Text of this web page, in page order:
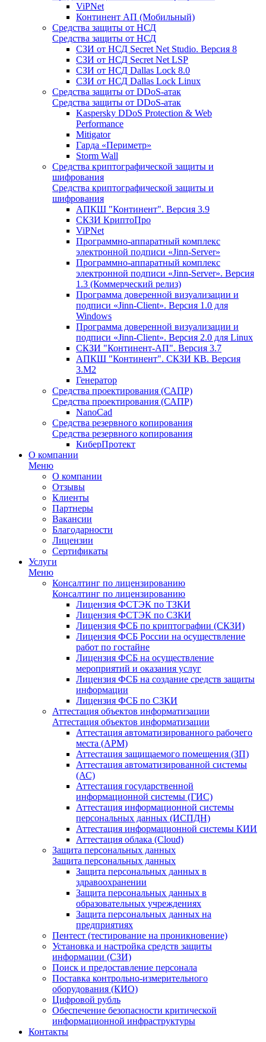
ViPNet
Континент АП (Мобильный)
Средства защиты от НСД
Средства защиты от НСД
СЗИ от НСД Secret Net Studio. Версия 8
СЗИ от НСД Secret Net LSP
СЗИ от НСД Dallas Lock 8.0
СЗИ от НСД Dallas Lock Linux
Средства защиты от DDoS-атак
Средства защиты от DDoS-атак
Kaspersky DDoS Protection & Web
Performance
Mitigator
Гарда «Периметр»
Storm Wall
Средства криптографической защиты и
шифрования
Средства криптографической защиты и
шифрования
АПКШ "Континент". Версия 3.9
СКЗИ КриптоПро
ViPNet
Программно-аппаратный комплекс
электронной подписи «Jinn-Server»
Программно-аппаратный комплекс
электронной подписи «Jinn-Server». Версия
1.3 (Коммерческий релиз)
Программа доверенной визуализации и
подписи «Jinn-Client». Версия 1.0 для
Windows
Программа доверенной визуализации и
подписи «Jinn-Client». Версия 2.0 для Linux
СКЗИ "Континент-АП". Версия 3.7
АПКШ "Континент". СКЗИ КВ. Версия
3.М2
Генератор
Средства проектирования (САПР)
Средства проектирования (САПР)
NanoCad
Средства резервного копирования
Средства резервного копирования
КиберПротект
О компании
Меню
О компании
Отзывы
Клиенты
Партнеры
Вакансии
Благодарности
Лицензии
Сертификаты
Услуги
Меню
Консалтинг по лицензированию
Консалтинг по лицензированию
Лицензия ФСТЭК по ТЗКИ
Лицензия ФСТЭК по СЗКИ
Лицензия ФСБ по криптографии (СКЗИ)
Лицензия ФСБ России на осуществление
работ по гостайне
Лицензия ФСБ на осуществление
мероприятий и оказания услуг
Лицензия ФСБ на создание средств защиты
информации
Лицензия ФСБ по СЗКИ
Аттестация объектов информатизации
Аттестация объектов информатизации
Аттестация автоматизированного рабочего
места (АРМ)
Аттестация защищаемого помещения (ЗП)
Аттестация автоматизированной системы
(АС)
Аттестация государственной
информационной системы (ГИС)
Аттестация информационной системы
персональных данных (ИСПДН)
Аттестация информационной системы КИИ
Аттестация облака (Cloud)
Защита персональных данных
Защита персональных данных
Защита персональных данных в
здравоохранении
Защита персональных данных в
образовательных учреждениях
Защита персональных данных на
предприятиях
Пентест (тестирование на проникновение)
Установка и настройка средств защиты
информации (СЗИ)
Поиск и предоставление персонала
Поставка контрольно-измерительного
оборудования (КИО)
Цифровой рубль
Обеспечение безопасности критической
информационной инфраструктуры
Контакты